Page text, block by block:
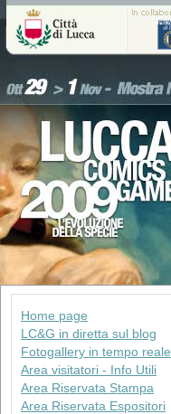
Home page
LC&G in diretta sul blog
Fotogallery in tempo reale
Area visitatori - Info Utili
Area Riservata Stampa
Area Riservata Espositori